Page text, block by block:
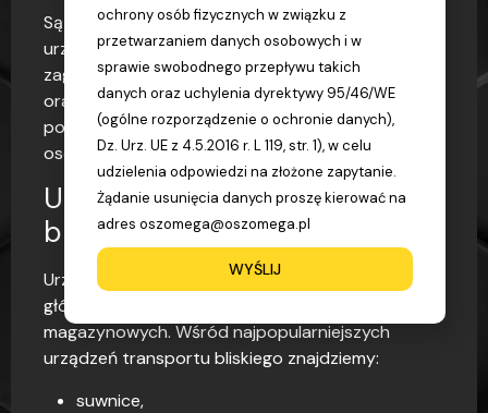
Są to Urządzenia Transportu Bliskiego czyli
urządzenia które w toku eksploatacji stanowią
zagrożenie dla życia, zdrowia ludzkiego mienia
oraz środowiska na wskutek wyzwolenia energii
potencjalnej lub kinetycznej przy przemieszczaniu
osób lub ładunków w ograniczonym zasięgu.
Urządzenia Transportu
bliskiego
Urządzenia TB spotykane są w wielu miejscach,
głównie na placach budowy oraz halach
magazynowych. Wśród najpopularniejszych
urządzeń transportu bliskiego znajdziemy:
suwnice,
ochrony osób fizycznych w związku z
przetwarzaniem danych osobowych i w
sprawie swobodnego przepływu takich
danych oraz uchylenia dyrektywy 95/46/WE
(ogólne rozporządzenie o ochronie danych),
Dz. Urz. UE z 4.5.2016 r. L 119, str. 1), w celu
udzielenia odpowiedzi na złożone zapytanie.
Żądanie usunięcia danych proszę kierować na
adres oszomega@oszomega.pl
WYŚLIJ